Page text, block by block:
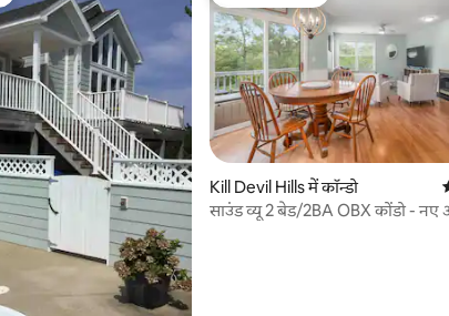
Kill Devil Hills में कॉन्डो
साउंड व्यू 2 बेड/2BA OBX कोंडो - नए